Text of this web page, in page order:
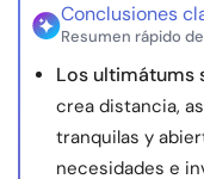
Conclusiones
Resumen rápido
Los ultimátums
crea distancia,
tranquilas y
necesidades e